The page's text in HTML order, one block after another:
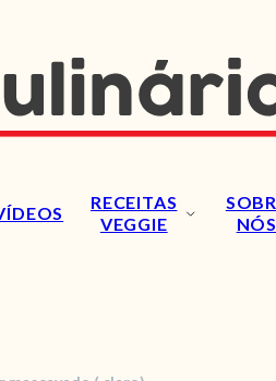
RECEITAS
VEGGIE
NÓS